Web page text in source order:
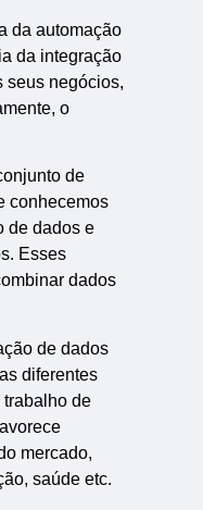
da automação
da integração
seus negócios,
o
de
conhecemos
de dados e
Esses
dados
de dados
diferentes
trabalho de
mercado,
saúde etc.